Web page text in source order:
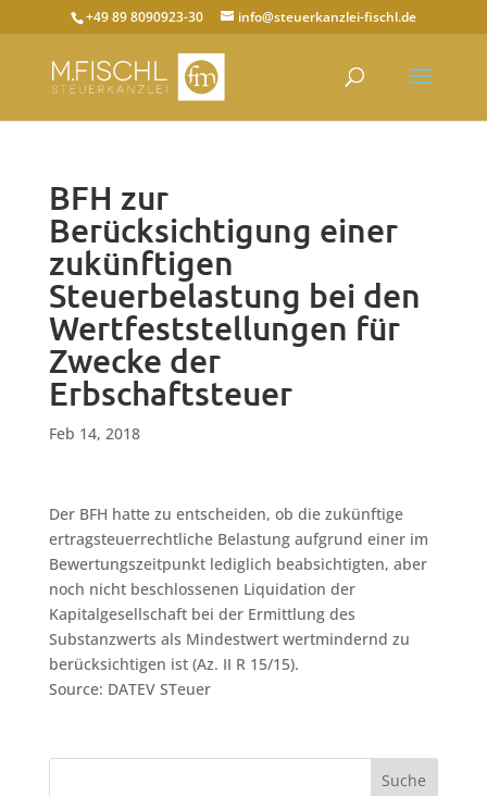
+49 89 8090923-30 info@steuerkanzlei-fischl.de
BFH zur
Berücksichtigung einer
zukünftigen
Steuerbelastung bei den
Wertfeststellungen für
Zwecke der
Erbschaftsteuer
Feb 14, 2018
Der BFH hatte zu entscheiden, ob die zukünftige
ertragsteuerrechtliche Belastung aufgrund einer im
Bewertungszeitpunkt lediglich beabsichtigten, aber
noch nicht beschlossenen Liquidation der
Kapitalgesellschaft bei der Ermittlung des
Substanzwerts als Mindestwert wertmindernd zu
berücksichtigen ist (Az. II R 15/15).
Source: DATEV STeuer